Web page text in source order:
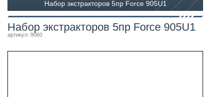
Набор экстракторов 5пр Force 905U1
Набор экстракторов 5пр Force 905U1
артикул: 9060